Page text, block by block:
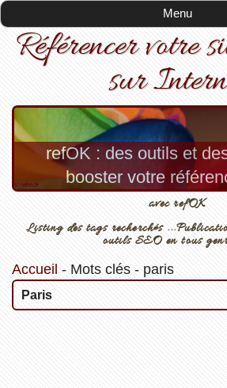
Menu
Référencer votre
sur
refOK : des outils et
booster votre
avec refOK
Listing des tags recherchés
outils SEO en tous
Accueil - Mots clés- paris
Paris